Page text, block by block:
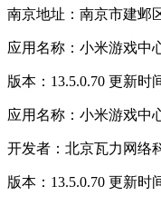
南京地址：南京市建邺
应用名称：小米游戏中
版本：13.5.0.70 更新时
应用名称：小米游戏中
开发者：北京瓦力网络
版本：13.5.0.70 更新时